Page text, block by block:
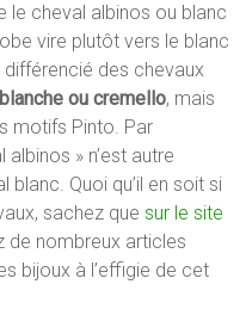
le cheval albinos ou blanc
vire plutôt vers le blanc
des chevaux
ou cremello, mais
motifs Pinto. Par
» n’est autre
blanc. Quoi qu’il en soit si
sachez quesur le site
de nombreux articles
bijoux à l’effigie de cet